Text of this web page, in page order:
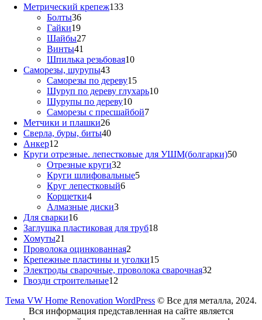
Метрический крепеж133133
Болты3636
Гайки1919
товаров
Шайбы2727
Винты41
товар
Шпилька резьбовая1010
Саморезы, шурупы4343
товара
Саморезы по дереву1515
товаров
Шуруп по дереву глухарь1010
Шурупы по дереву1010
товаров
Саморезы с пресшайбой77
Метчики и плашки2626
товаров
Сверла, буры, биты4040
Анкер12
товаров
Круги отрезные. лепестковые для УШМ(болгарки)5050
Отрезные круги32
товара
Круги шлифовальные55
Круг лепестковый66
Корщетки44
товара
Алмазные диски33
Для сварки1616
товаров
Заглушка пластиковая для труб1818
Хомуты21
товар
Проволока оцинкованная2
товара
Крепежные пластины и уголки1515
товаров
Электроды сварочные, проволока сварочная32
Гвозди строительные12
Тема VW Home Renovation WordPress © Все для металла, 2024.
Вся информация представленная на сайте является